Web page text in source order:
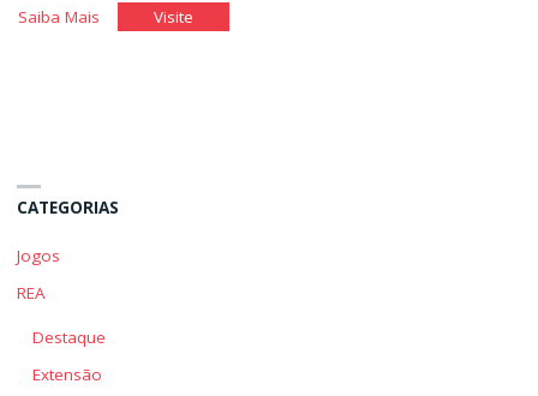
Saiba Mais"Academia
Visite"Academia
CATEGORIAS
Jogos
REA
Destaque
Extensão